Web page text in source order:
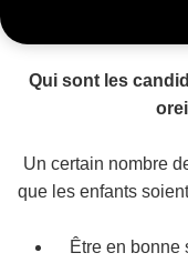
Qui sont les
Un certain nombre
que les enfants
Être en bonne